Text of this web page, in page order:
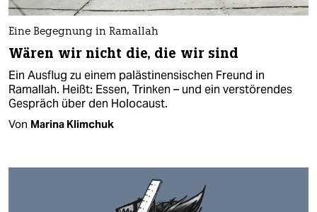
Eine Begegnung in Ramallah
Wären wir nicht die, die wir sind
Ein Ausflug zu einem palästinensischen Freund in
Ramallah. Heißt: Essen, Trinken – und ein verstörendes
Gespräch über den Holocaust.
Von Marina Klimchuk